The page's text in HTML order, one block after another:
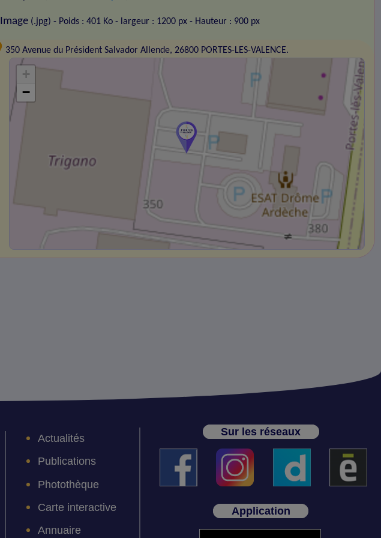
Image (.jpg) - Poids : 401 Ko - largeur : 1200 px - Hauteur : 900 px
350 Avenue du Président Salvador Allende, 26800 PORTES-LES-VALENCE.
+
−
Actualités
Publications
Photothèque
Carte interactive
Annuaire
Sur les réseaux
Application